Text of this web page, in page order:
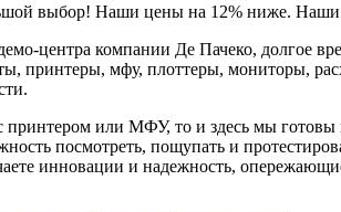
выбор! Наши цены на 12% ниже.
центра компании Де Пачеко, долгое
принтеры, мфу, плоттеры, мониторы,
принтером или МФУ, то и здесь мы
посмотреть, пощупать и
инновации и надежность,